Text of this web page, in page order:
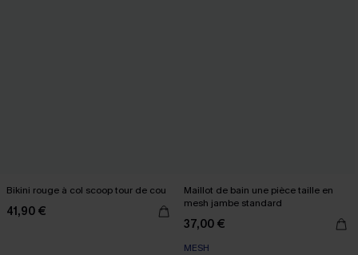
Bikini rouge à col scoop tour de cou
41,90 €
Maillot de bain une pièce taille en
mesh jambe standard
37,00 €
MESH